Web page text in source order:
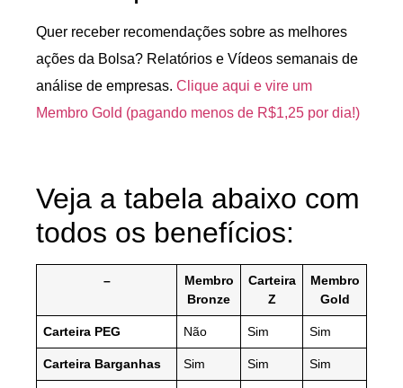
Quer receber recomendações sobre as melhores
ações da Bolsa? Relatórios e Vídeos semanais de
análise de empresas. Clique aqui e vire um
Membro Gold (pagando menos de R$1,25 por dia!)
Veja a tabela abaixo com
todos os benefícios:
–
Membro
Bronze
Carteira
Z
Membro
Gold
Carteira PEG Não Sim Sim
Carteira Barganhas Sim Sim Sim